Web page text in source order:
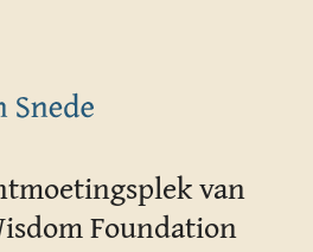
van
Foundation